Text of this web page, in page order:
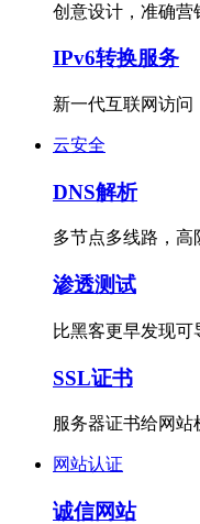
创意设计，准确营
IPv6转换服务
新一代互联网访问
云安全
DNS解析
多节点多线路，高
渗透测试
比黑客更早发现
SSL证书
服务器证书给网
网站认证
诚信网站